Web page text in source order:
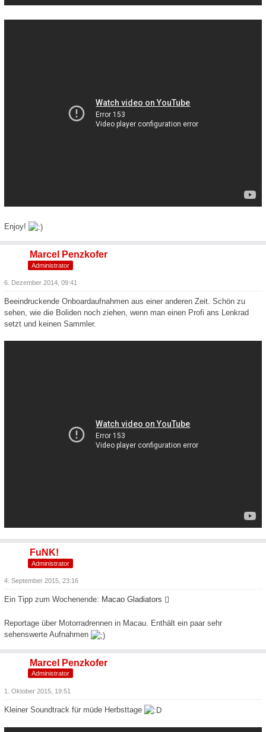
Enjoy!
Marcel Penzkofer
Administrator
6. Dezember 2014, 09:41
Beeindruckende Onboardaufnahmen aus einer anderen Zeit. Schön zu
sehen, wie die Boliden noch ziehen, wenn man einen Profi ans Lenkrad
setzt und keinen Sammler.
FuNK!
Administrator
4. September 2015, 23:16
Ein Tipp zum Wochenende: Macao Gladiators
Reportage über Motorradrennen in Macau. Enthält ein paar sehr
sehenswerte Aufnahmen
Marcel Penzkofer
Administrator
1. Oktober 2015, 19:51
Kleiner Soundtrack für müde Herbsttage